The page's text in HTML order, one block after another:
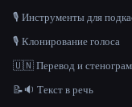
🎙️ Инструменты для
🎙️ Клонирование голоса
🇺🇳 Перевод и
📝🔉 Текст в речь